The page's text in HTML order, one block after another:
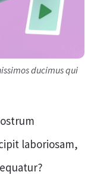
ducimus qui
laboriosam,